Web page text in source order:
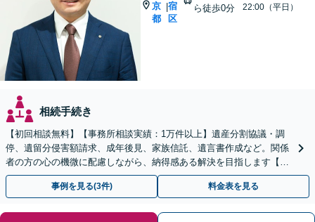
京
都
|宿
区
ら徒歩0分
22:00（平日）
相続手続き
【初回相談無料】【事務所相談実績：1万件以上】遺産分割協議・調
停、遺留分侵害額請求、成年後見、家族信託、遺言書作成など。関係
者の方の心の機微に配慮しながら、納得感ある解決を目指します【都
庁前駅直結】【複数拠点あり】
事例を見る(3件) 料金表を見る